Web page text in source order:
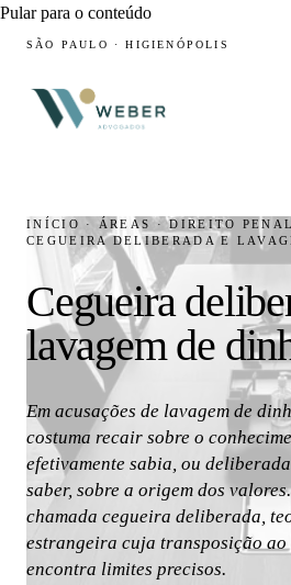
Pular para o conteúdo
SÃO PAULO · HIGIENÓPOLIS
INÍCIO · ÁREAS ·DIREITO
CEGUEIRA DELIBERADA E
Cegueira
lavagem de
Em acusações de lavagem de
costuma recair sobre o
efetivamente sabia, ou
saber, sobre a origem dos
chamada cegueira deliberada,
estrangeira cuja transposição
encontra limites precisos.